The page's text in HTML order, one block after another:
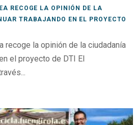
RECOGE LA OPINIÓN DE LA
TRABAJANDO EN EL PROYECTO
recoge la opinión de la ciudadanía
el proyecto de DTI El